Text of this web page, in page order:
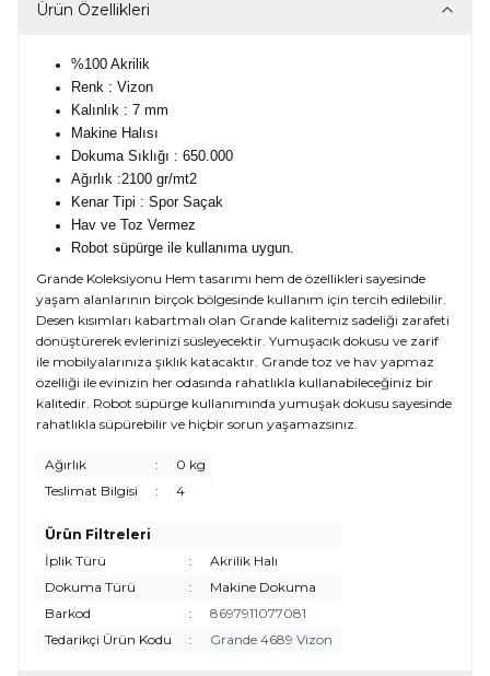
Ürün Özellikleri
%100 Akrilik
Renk : Vizon
Kalınlık : 7 mm
Makine Halısı
Dokuma Sıklığı : 650.000
Ağırlık :2100 gr/mt2
Kenar Tipi : Spor Saçak
Hav ve Toz Vermez
Robot süpürge ile kullanıma uygun.
Grande Koleksiyonu Hem tasarımı hem de özellikleri sayesinde
yaşam alanlarının birçok bölgesinde kullanım için tercih edilebilir.
Desen kısımları kabartmalı olan Grande kalitemiz sadeliği zarafeti
dönüştürerek evlerinizi süsleyecektir. Yumuşacık dokusu ve zarif
ile mobilyalarınıza şıklık katacaktır. Grande toz ve hav yapmaz
özelliği ile evinizin her odasında rahatlıkla kullanabileceğiniz bir
kalitedir. Robot süpürge kullanımında yumuşak dokusu sayesinde
rahatlıkla süpürebilir ve hiçbir sorun yaşamazsınız.
Ağırlık :
0 kg
Teslimat Bilgisi
: 4
Ürün Filtreleri
İplik Türü
:
Akrilik Halı
Dokuma Türü
:
Makine Dokuma
Barkod
:
8697911077081
Tedarikçi Ürün Kodu
: Grande 4689 Vizon